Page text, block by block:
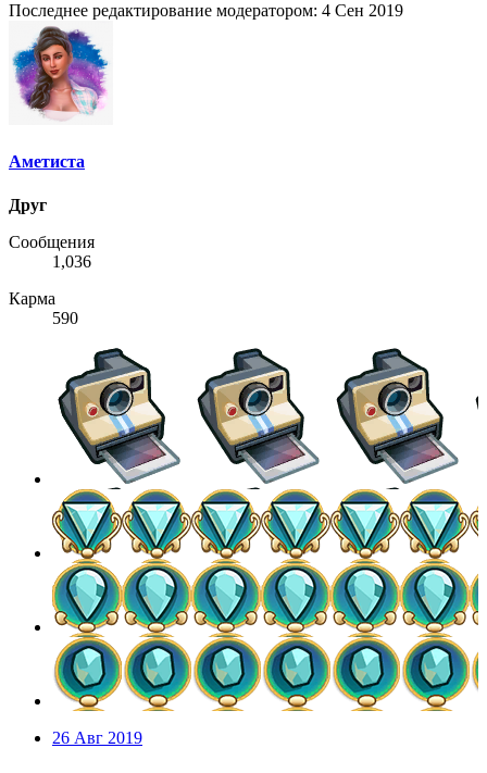
Последнее редактирование модератором: 4 Сен 2019
Аметиста
Друг
Сообщения
1,036
Карма
590
26 Авг 2019